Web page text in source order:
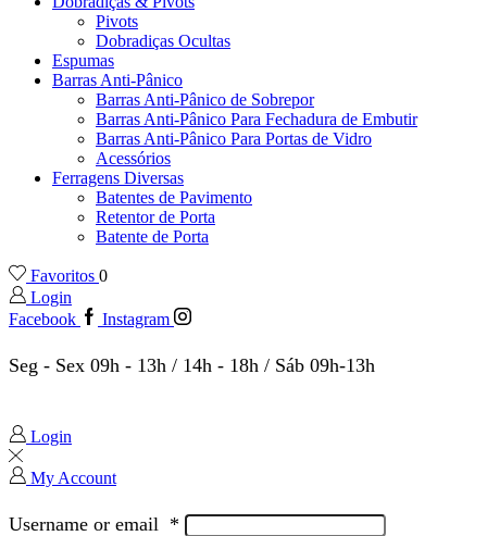
Pivots
Dobradiças Ocultas
Espumas
Barras Anti-Pânico
Barras Anti-Pânico de Sobrepor
Barras Anti-Pânico Para Fechadura de Embutir
Barras Anti-Pânico Para Portas de Vidro
Acessórios
Ferragens Diversas
Batentes de Pavimento
Retentor de Porta
Batente de Porta
Favoritos 0
Login
Facebook
Instagram
Seg - Sex 09h - 13h / 14h - 18h / Sáb 09h-13h
Login
My Account
Username or email *